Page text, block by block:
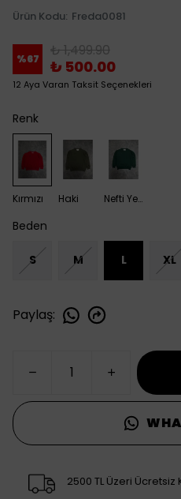
Ürün Kodu: Freda0081
%67 ₺ 1,499.90
₺ 500.00
12 Aya Varan Taksit Seçenekleri
Renk
Kırmızı Haki Nefti Yeşili
Beden
S M L XL
Paylaş:
2500 TL Üzeri Ücretsiz